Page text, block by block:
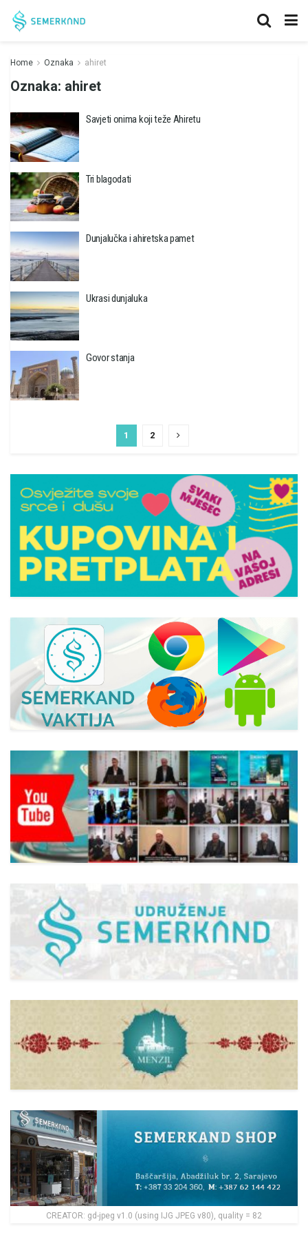
Home Oznaka ahiret
Oznaka: ahiret
Savjeti onima koji teže Ahiretu
Tri blagodati
Dunjalučka i ahiretska pamet
Ukrasi dunjaluka
Govor stanja
1 2
CREATOR: gd-jpeg v1.0 (using IJG JPEG v80), quality = 82